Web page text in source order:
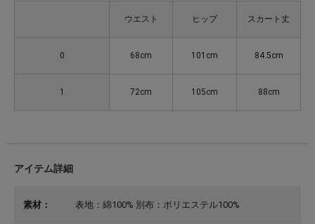
ウエスト ヒップ スカート丈
0 68cm 101cm 84.5cm
1 72cm 105cm 88cm
アイテム詳細
素材： 表地：綿100% 別布：ポリエステル100%